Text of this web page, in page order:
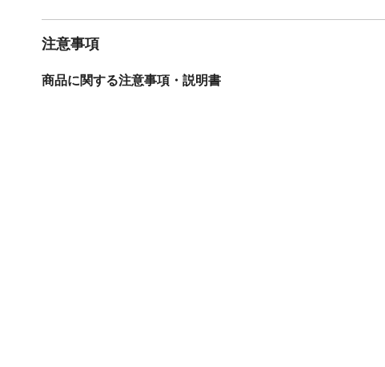
注意事項
商品に関する注意事項・説明書